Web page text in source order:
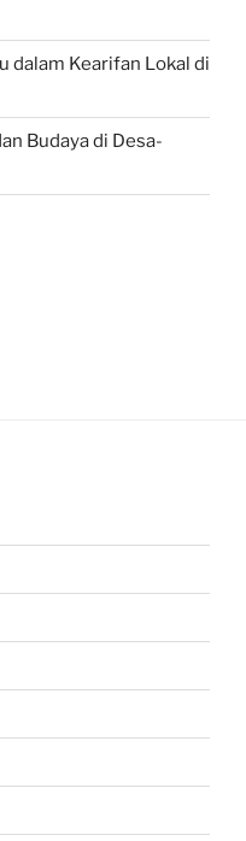
dalam Kearifan Lokal di
Budaya di Desa-